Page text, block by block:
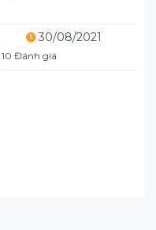
30/08/2021
10 Đánh giá